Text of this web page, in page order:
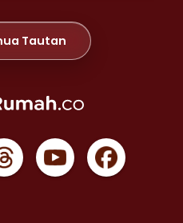
Pusat >
Tautan